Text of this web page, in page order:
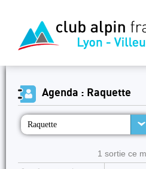
Agenda : Raquette
Raquette
1 sortie ce